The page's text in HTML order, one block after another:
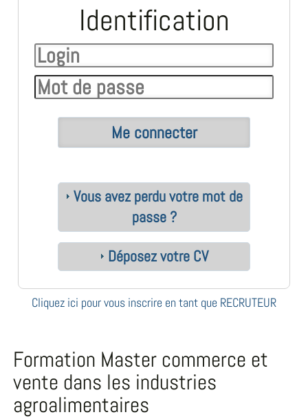
Identification
Vous avez perdu votre mot de
passe ?
Déposez votre CV
Cliquez ici pour vous inscrire en tant que RECRUTEUR
Formation Master commerce et
vente dans les industries
agroalimentaires